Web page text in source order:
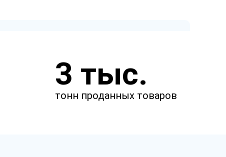
и через несколько минут наш
менеджер свяжется с вами.
3 тыс.
тонн проданных товаров